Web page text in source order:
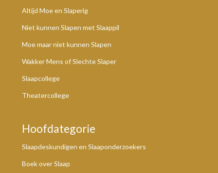
Altijd Moe en Slaperig
Niet kunnen Slapen met Slaappil
Moe maar niet kunnen Slapen
Wakker Mens of Slechte Slaper
Slaapcollege
Theatercollege
Hoofdategorie
Slaapdeskundigen en Slaaponderzoekers
Boek over Slaap